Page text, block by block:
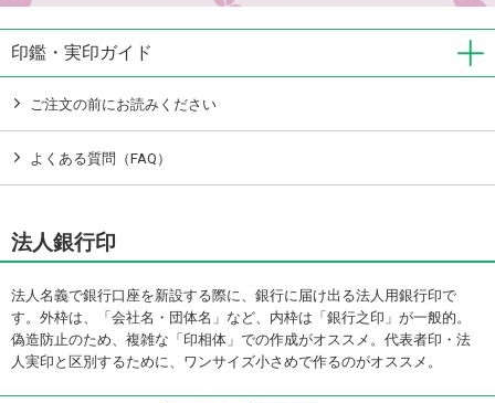
印鑑・実印ガイド
ご注文の前にお読みください
よくある質問（FAQ）
法人銀行印
法人名義で銀行口座を新設する際に、銀行に届け出る法人用銀行印で
す。外枠は、「会社名・団体名」など、内枠は「銀行之印」が一般的。
偽造防止のため、複雑な「印相体」での作成がオススメ。代表者印・法
人実印と区別するために、ワンサイズ小さめで作るのがオススメ。